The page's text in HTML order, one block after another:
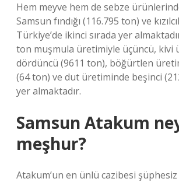
Hem meyve hem de sebze
Samsun fındığı (116.795 ton) ve
Türkiye’de ikinci sırada yer
ton muşmula üretimiyle üçüncü, kivi
dördüncü (9611 ton), böğürtlen
(64 ton) ve dut üretiminde beşinci
yer almaktadır.
Samsun Atakum
meşhur?
Atakum’un en ünlü cazibesi